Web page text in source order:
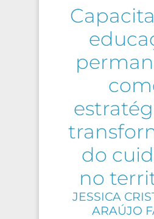
do
no
JESSICA
ARAÚJO